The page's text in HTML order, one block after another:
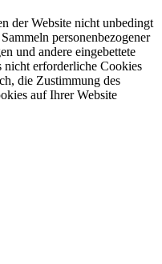
der Website nicht unbedingt
personenbezogener
und andere eingebettete
nicht erforderliche Cookies
die Zustimmung des
auf Ihrer Website